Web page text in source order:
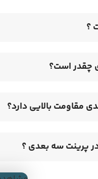
؟
چقدر است؟
مقاومت بالایی دارد؟
پرینت سه بعدی ؟